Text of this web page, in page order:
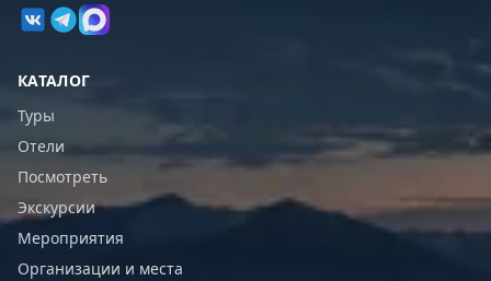
КАТАЛОГ
Туры
Отели
Посмотреть
Экскурсии
Мероприятия
Организации и места